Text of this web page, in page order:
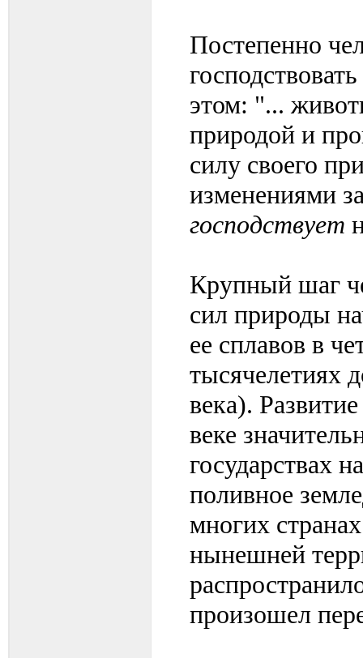
Постепенно
этом: "...
природой и
силу своего
изменениями
господствует
Крупный шаг
сил природы
ее сплавов в
тысячелетиях
века).
веке
государствах
поливное
многих
нынешней
произошел